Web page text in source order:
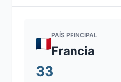
PAÍS PRINCIPAL
Francia
33